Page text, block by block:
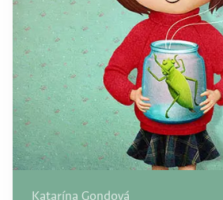
Katarína Gondová